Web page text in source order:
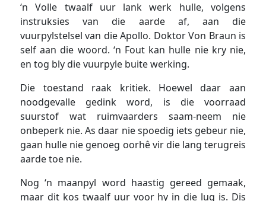
‘n Volle twaalf uur lank werk hulle, volgens
instruksies van die aarde af, aan die
vuurpylstelsel van die Apollo. Doktor Von Braun is
self aan die woord. ‘n Fout kan hulle nie kry nie,
en tog bly die vuurpyle buite werking.
Die toestand raak kritiek. Hoewel daar aan
noodgevalle gedink word, is die voorraad
suurstof wat ruimvaarders saam-neem nie
onbeperk nie. As daar nie spoedig iets gebeur nie,
gaan hulle nie genoeg oorhê vir die lang terugreis
aarde toe nie.
Nog ‘n maanpyl word haastig gereed gemaak,
maar dit kos twaalf uur voor hy in die lug is. Dis